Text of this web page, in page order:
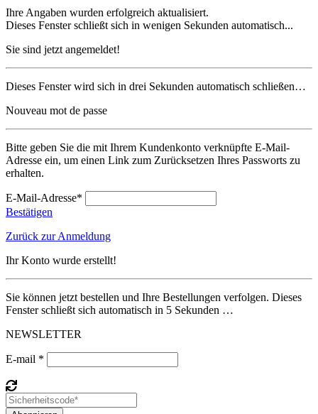
Ihre Angaben wurden erfolgreich aktualisiert.
Dieses Fenster schließt sich in wenigen Sekunden automatisch...
Sie sind jetzt angemeldet!
Dieses Fenster wird sich in drei Sekunden automatisch schließen…
Nouveau mot de passe
Bitte geben Sie die mit Ihrem Kundenkonto verknüpfte E-Mail-
Adresse ein, um einen Link zum Zurücksetzen Ihres Passworts zu
erhalten.
E-Mail-Adresse*
Bestätigen
Zurück zur Anmeldung
Ihr Konto wurde erstellt!
Sie können jetzt bestellen und Ihre Bestellungen verfolgen. Dieses
Fenster schließt sich automatisch in 5 Sekunden …
NEWSLETTER
E-mail *